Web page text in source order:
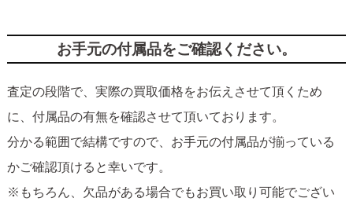
お手元の付属品をご確認ください。
査定の段階で、実際の買取価格をお伝えさせて頂くため
に、付属品の有無を確認させて頂いております。
分かる範囲で結構ですので、お手元の付属品が揃っている
かご確認頂けると幸いです。
※もちろん、欠品がある場合でもお買い取り可能でござい